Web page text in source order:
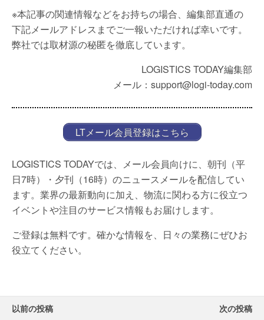
※本記事の関連情報などをお持ちの場合、編集部直通の
下記メールアドレスまでご一報いただければ幸いです。
弊社では取材源の秘匿を徹底しています。
LOGISTICS TODAY編集部
メール：support@logi-today.com
LTメール会員登録はこちら
LOGISTICS TODAYでは、メール会員向けに、朝刊（平
日7時）・夕刊（16時）のニュースメールを配信してい
ます。業界の最新動向に加え、物流に関わる方に役立つ
イベントや注目のサービス情報もお届けします。
ご登録は無料です。確かな情報を、日々の業務にぜひお
役立てください。
以前の投稿 次の投稿